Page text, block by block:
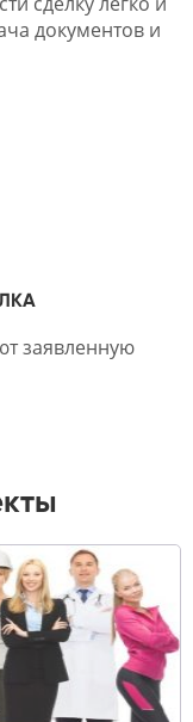
документов и
заявленную